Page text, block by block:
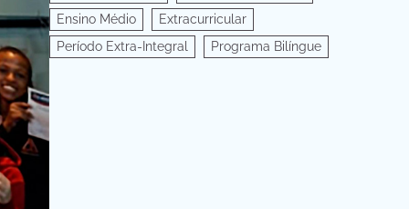
Ensino Médio
Extracurricular
Período Extra-Integral
Programa Bilíngue